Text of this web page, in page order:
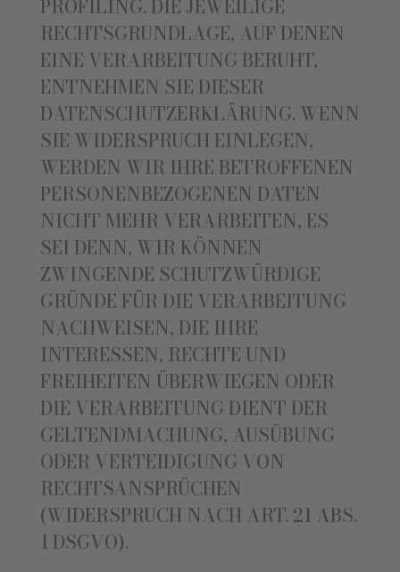
PROFILING. DIE JEWEILIGE
RECHTSGRUNDLAGE, AUF DENEN
EINE VERARBEITUNG BERUHT,
ENTNEHMEN SIE DIESER
DATENSCHUTZERKLÄRUNG. WENN
SIE WIDERSPRUCH EINLEGEN,
WERDEN WIR IHRE BETROFFENEN
PERSONENBEZOGENEN DATEN
NICHT MEHR VERARBEITEN, ES
SEI DENN, WIR KÖNNEN
ZWINGENDE SCHUTZWÜRDIGE
GRÜNDE FÜR DIE VERARBEITUNG
NACHWEISEN, DIE IHRE
INTERESSEN, RECHTE UND
FREIHEITEN ÜBERWIEGEN ODER
DIE VERARBEITUNG DIENT DER
GELTENDMACHUNG, AUSÜBUNG
ODER VERTEIDIGUNG VON
RECHTSANSPRÜCHEN
(WIDERSPRUCH NACH ART. 21 ABS.
1 DSGVO).